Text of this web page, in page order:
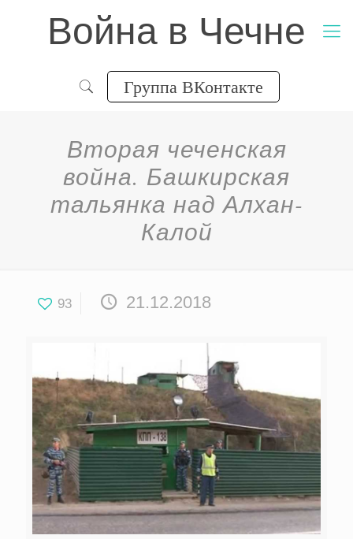
Война в Чечне
Группа ВКонтакте
Вторая чеченская
война. Башкирская
тальянка над Алхан-
Калой
93 21.12.2018